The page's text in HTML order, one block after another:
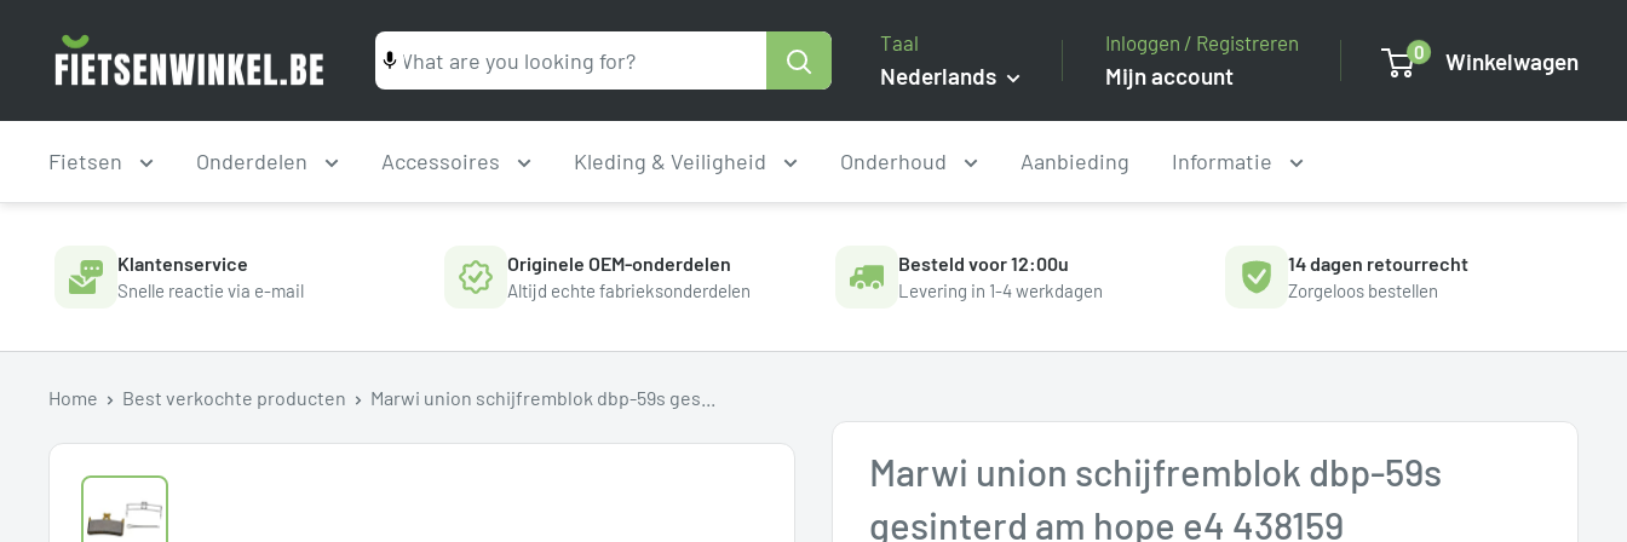
Fietsenwinkel.be Taal
Nederlands
Inloggen / Registreren
Mijn account
0 Winkelwagen
Fietsen Onderdelen Accessoires Kleding & Veiligheid Onderhoud Aanbieding Informatie
Klantenservice
Snelle reactie via e-mail
Originele OEM-onderdelen
Altijd echte fabrieksonderdelen
Besteld voor 12:00u
Levering in 1-4 werkdagen
14 dagen retourrecht
Zorgeloos bestellen
Home Best verkochte producten Marwi union schijfremblok dbp-59s ges...
Marwi union schijfremblok dbp-59s
gesinterd am hope e4 438159